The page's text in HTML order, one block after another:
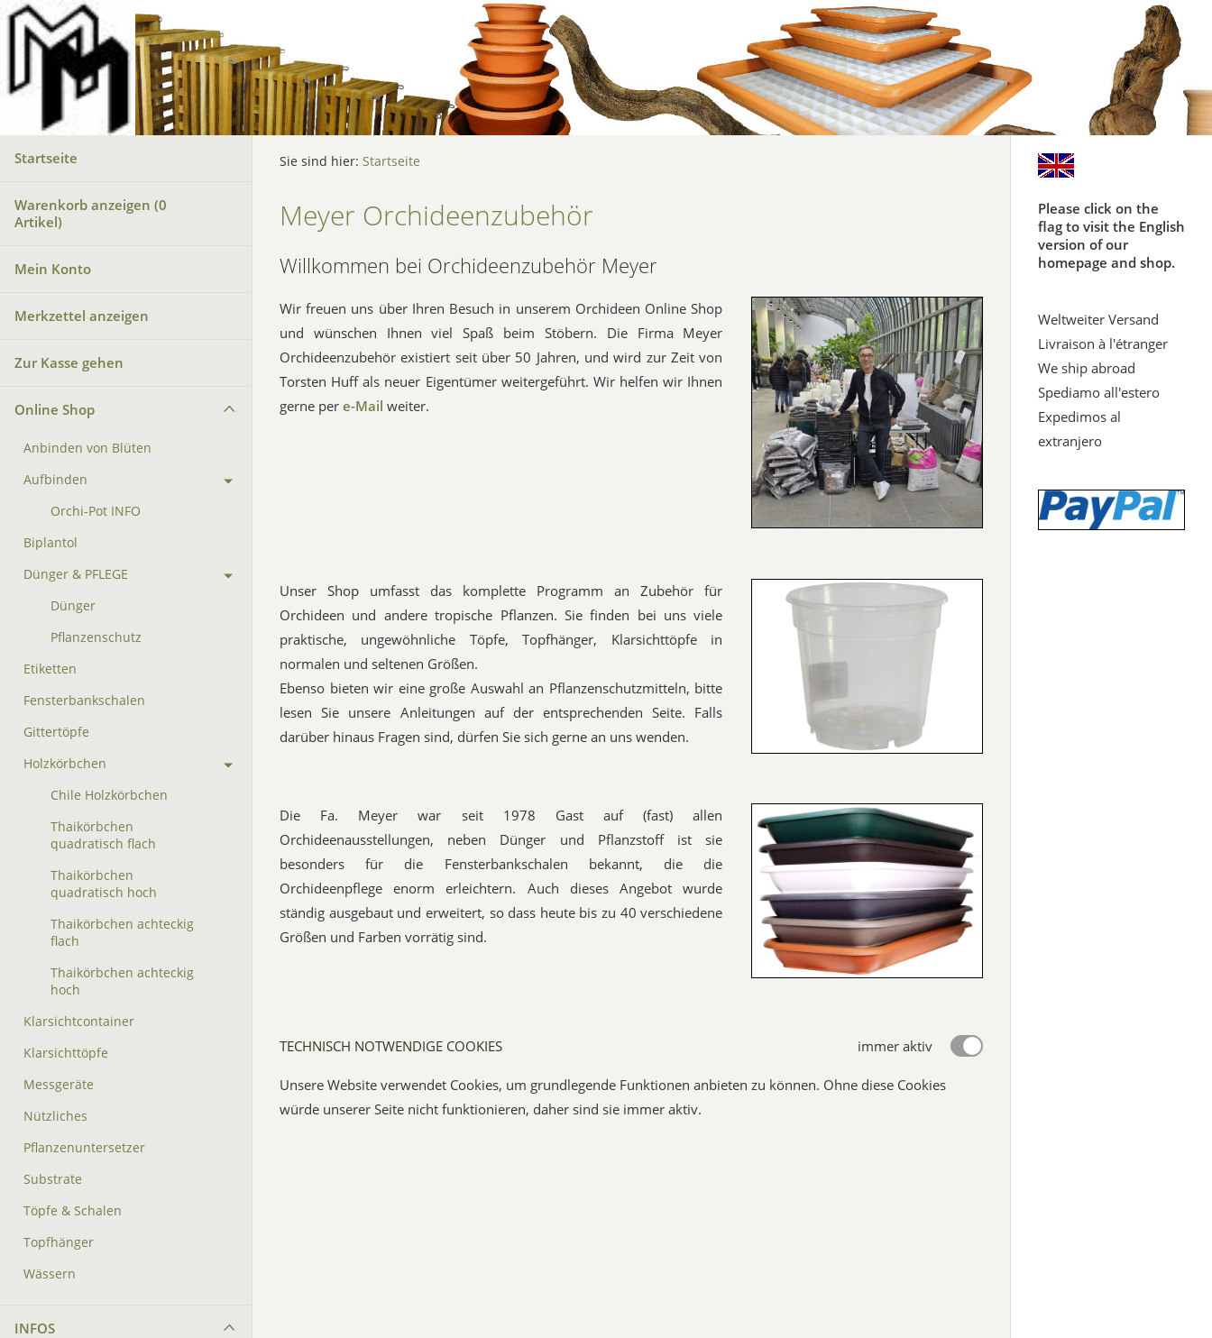
Startseite
Warenkorb anzeigen (0
Artikel)
Mein Konto
Merkzettel anzeigen
Zur Kasse gehen
Online Shop
Anbinden von Blüten
Aufbinden
Orchi-Pot INFO
Biplantol
Dünger & PFLEGE
Dünger
Pflanzenschutz
Etiketten
Fensterbankschalen
Gittertöpfe
Holzkörbchen
Chile Holzkörbchen
Thaikörbchen
quadratisch flach
Thaikörbchen
quadratisch hoch
Thaikörbchen achteckig
flach
Thaikörbchen achteckig
hoch
Klarsichtcontainer
Klarsichttöpfe
Messgeräte
Nützliches
Pflanzenuntersetzer
Substrate
Töpfe & Schalen
Topfhänger
Wässern
INFOS
Sie sind hier: Startseite
Meyer Orchideenzubehör
Willkommen bei Orchideenzubehör Meyer
Wir freuen uns über Ihren Besuch in unserem Orchideen Online Shop
und wünschen Ihnen viel Spaß beim Stöbern. Die Firma Meyer
Orchideenzubehör existiert seit über 50 Jahren, und wird zur Zeit von
Torsten Huff als neuer Eigentümer weitergeführt. Wir helfen wir Ihnen
gerne per e-Mail weiter.
Unser Shop umfasst das komplette Programm an Zubehör für
Orchideen und andere tropische Pflanzen. Sie finden bei uns viele
praktische, ungewöhnliche Töpfe, Topfhänger, Klarsichttöpfe in
normalen und seltenen Größen.
Ebenso bieten wir eine große Auswahl an Pflanzenschutzmitteln, bitte
lesen Sie unsere Anleitungen auf der entsprechenden Seite. Falls
darüber hinaus Fragen sind, dürfen Sie sich gerne an uns wenden.
Die Fa. Meyer war seit 1978 Gast auf (fast) allen
Orchideenausstellungen, neben Dünger und Pflanzstoff ist sie
besonders für die Fensterbankschalen bekannt, die die
Orchideenpflege enorm erleichtern. Auch dieses Angebot wurde
ständig ausgebaut und erweitert, so dass heute bis zu 40 verschiedene
Größen und Farben vorrätig sind.
TECHNISCH NOTWENDIGE COOKIES immer aktiv
Unsere Website verwendet Cookies, um grundlegende Funktionen anbieten zu können. Ohne diese Cookies
würde unserer Seite nicht funktionieren, daher sind sie immer aktiv.
Please click on the
flag to visit the English
version of our
homepage and shop.
Weltweiter Versand
Livraison à l'étranger
We ship abroad
Spediamo all'estero
Expedimos al
extranjero